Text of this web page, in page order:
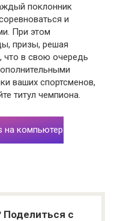
поклонник
и
При этом
призы, решая
что в свою очередь
ваших спортсменов,
титул чемпиона.
на компьютер
Поделиться с